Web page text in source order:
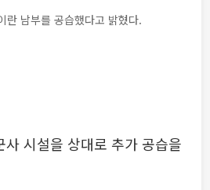
남부를 공습했다고 밝혔다.
시설을 상대로 추가 공습을